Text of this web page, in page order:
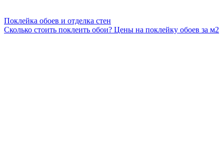
Поклейка обоев и отделка стен
Сколько стоить поклеить обои? Цены на поклейку обоев за м2